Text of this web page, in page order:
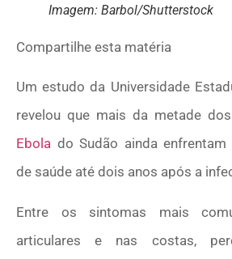
Imagem: Barbol/Shutterstock
Compartilhe esta matéria
Um estudo da Universidade
revelou que mais da metade
Ebola do Sudão ainda
de saúde até dois anos após a
Entre os sintomas mais
articulares e nas costas,